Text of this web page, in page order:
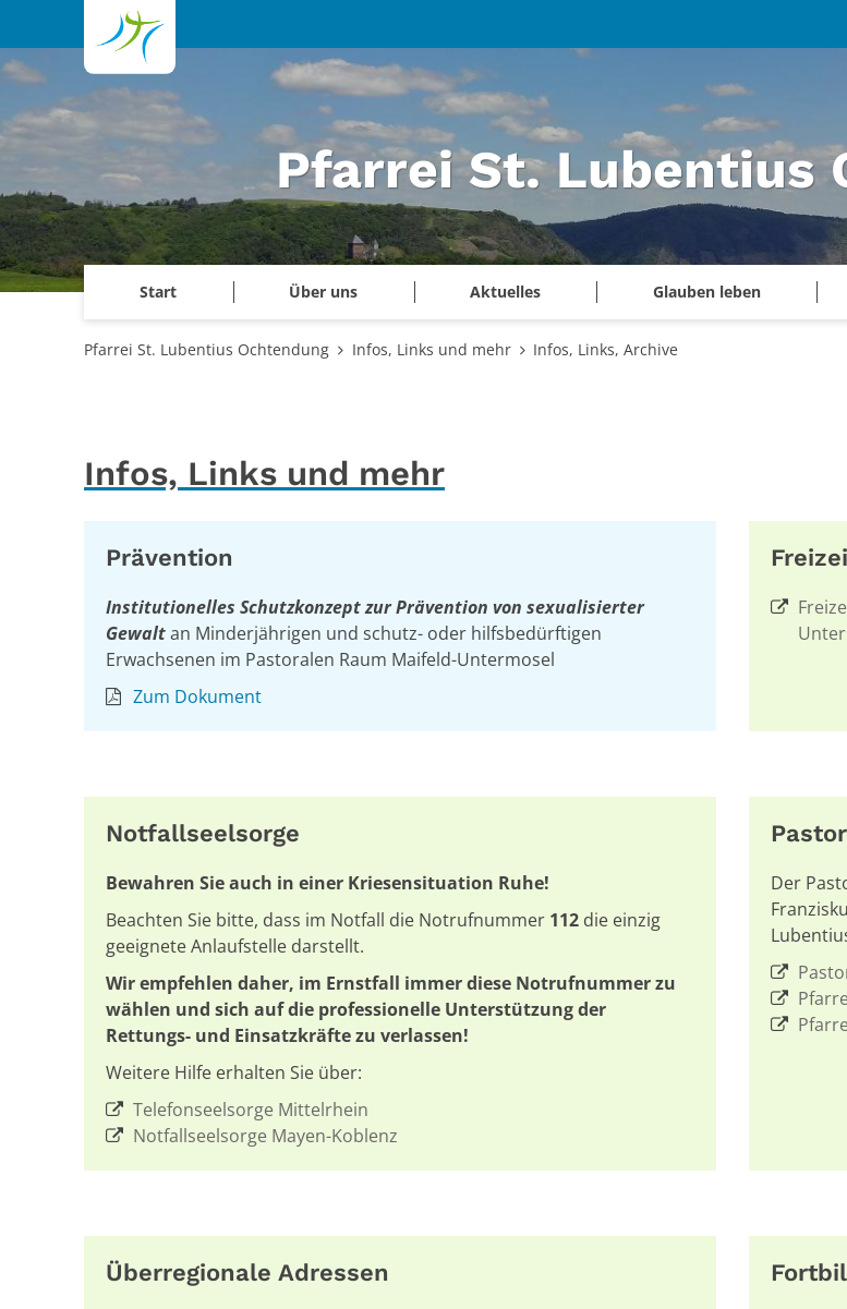
Zum Inhalt springen
Pfarrei St. Lubentius
Start Über uns Aktuelles Glauben leben
Pfarrei St. Lubentius Ochtendung Infos, Links und mehr Infos, Links, Archive
Infos, Links und mehr
Prävention
Institutionelles Schutzkonzept zur Prävention von sexualisierter
Gewaltan Minderjährigen und schutz- oder hilfsbedürftigen
Erwachsenen im Pastoralen Raum Maifeld-Untermosel
Zum Dokument
Notfallseelsorge
Bewahren Sie auch in einer Kriesensituation Ruhe!
Beachten Sie bitte, dass im Notfall die Notrufnummer 112 die einzig
geeignete Anlaufstelle darstellt.
Wir empfehlen daher, im Ernstfall immer diese Notrufnummer zu
wählen und sich auf die professionelle Unterstützung der
Rettungs- und Einsatzkräfte zu verlassen!
Weitere Hilfe erhalten Sie über:
Telefonseelsorge Mittelrhein
Notfallseelsorge Mayen-Koblenz
Der
Überregionale Adressen